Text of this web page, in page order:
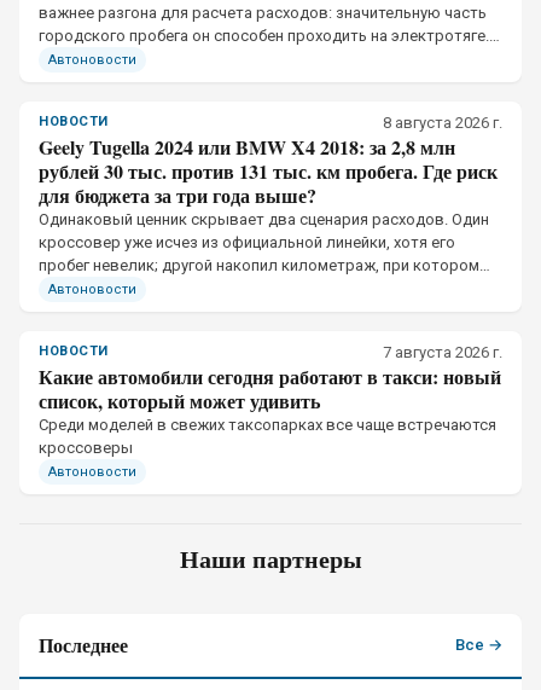
важнее разгона для расчета расходов: значительную часть
городского пробега он способен проходить на электротяге.
Но сама гибридная установка денег не экономит.
Автоновости
НОВОСТИ 8 августа 2026 г.
Geely Tugella 2024 или BMW X4 2018: за 2,8 млн
рублей 30 тыс. против 131 тыс. км пробега. Где риск
для бюджета за три года выше?
Одинаковый ценник скрывает два сценария расходов. Один
кроссовер уже исчез из официальной линейки, хотя его
пробег невелик; другой накопил километраж, при котором
одно пропущенное обслуживание меняет бюджет
Автоновости
НОВОСТИ 7 августа 2026 г.
Какие автомобили сегодня работают в такси: новый
список, который может удивить
Среди моделей в свежих таксопарках все чаще встречаются
кроссоверы
Автоновости
Наши партнеры
Последнее Все →